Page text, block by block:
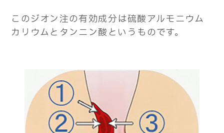
このジオン注の有効成分は硫酸アルモニウム
カリウムとタンニン酸というものです。